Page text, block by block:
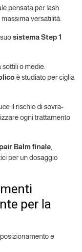
pensata per lash
versatilità.
sistema Step 1
o medie.
è studiato per ciglia
il rischio di sovra-
ogni trattamento
Balm finale,
per un dosaggio
per la
e